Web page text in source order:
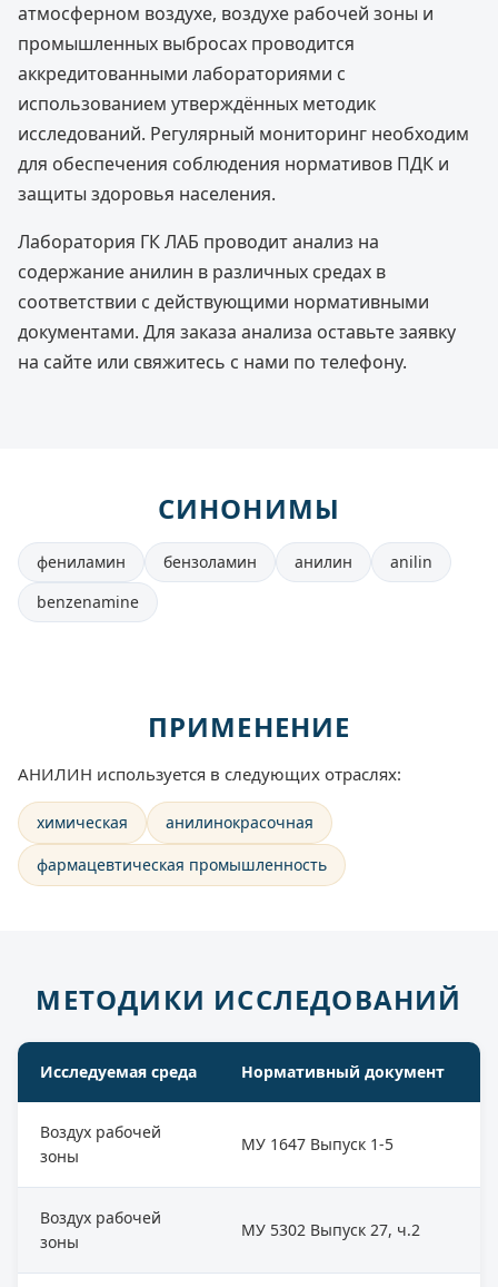
атмосферном воздухе, воздухе рабочей зоны и
промышленных выбросах проводится
аккредитованными лабораториями с
использованием утверждённых методик
исследований. Регулярный мониторинг необходим
для обеспечения соблюдения нормативов ПДК и
защиты здоровья населения.
Лаборатория ГК ЛАБ проводит анализ на
содержание анилин в различных средах в
соответствии с действующими нормативными
документами. Для заказа анализа оставьте заявку
на сайте или свяжитесь с нами по телефону.
СИНОНИМЫ
фениламин бензоламин анилин
anilin
benzenamine
ПРИМЕНЕНИЕ
АНИЛИН используется в следующих отраслях:
химическая
анилинокрасочная
фармацевтическая промышленность
МЕТОДИКИ ИССЛЕДОВАНИЙ
Исследуемая среда Нормативный документ
Воздух рабочей
зоны
МУ 1647 Выпуск 1-5
Воздух рабочей
зоны
МУ 5302 Выпуск 27, ч.2